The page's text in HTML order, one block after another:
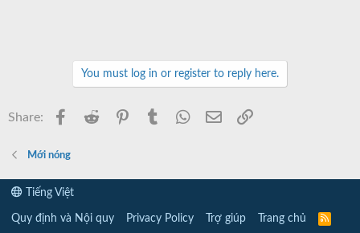
You must log in or register to reply here.
Share: Facebook
Reddit PinterestTumblr WhatsApp
Email
Mới nóng
Tiếng Việt
Quy định và Nội quy Privacy Policy Trợ giúp Trang chủ
R